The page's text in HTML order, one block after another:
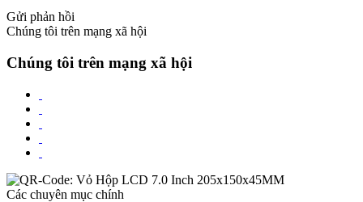
Gửi phản hồi
Chúng tôi trên mạng xã hội
Chúng tôi trên mạng xã hội
Các chuyên mục chính